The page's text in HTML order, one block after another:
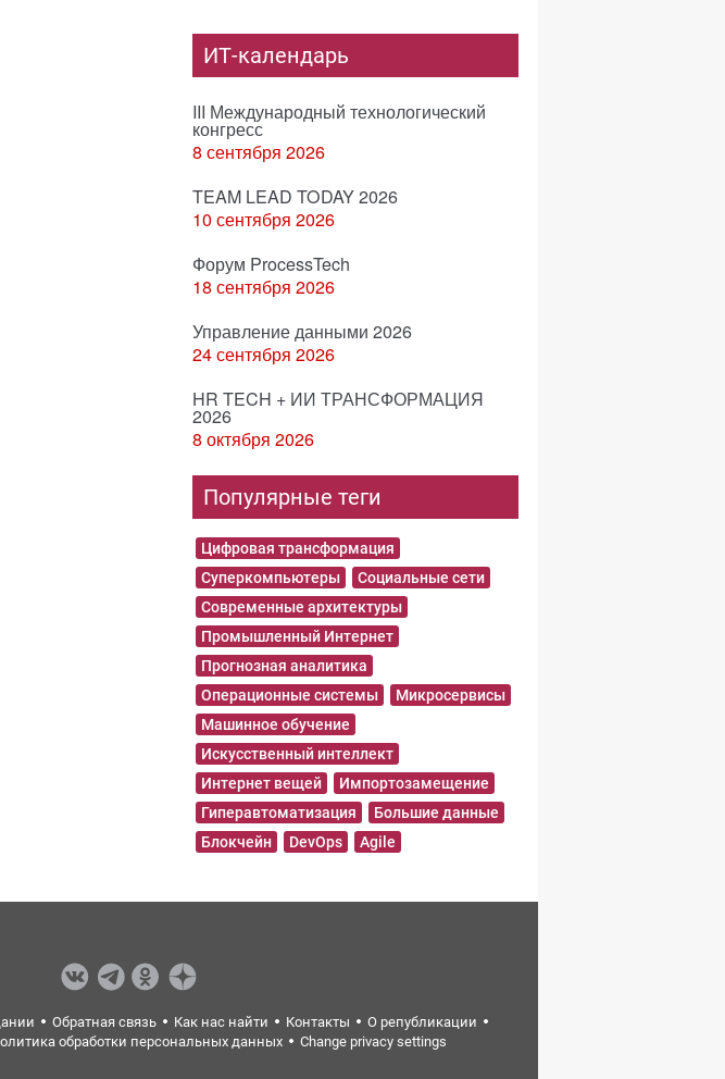
ИТ-календарь
III Международный технологический
конгресс
8 сентября 2026
TEAM LEAD TODAY 2026
10 сентября 2026
Форум ProcessTech
18 сентября 2026
Управление данными 2026
24 сентября 2026
HR TECH + ИИ ТРАНСФОРМАЦИЯ
2026
8 октября 2026
Популярные теги
Цифровая трансформация
Суперкомпьютеры
Социальные сети
Современные архитектуры
Промышленный Интернет
Прогнозная аналитика
Операционные системы
Микросервисы
Машинное обучение
Искусственный интеллект
Интернет вещей
Импортозамещение
Гиперавтоматизация
Большие данные
Блокчейн
DevOps Agile
Обратная связь Как нас найти Контакты
О републикации
обработки персональных данных Change privacy settings